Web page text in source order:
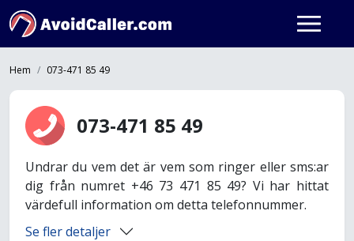
Hem 073-471 85 49
073-471 85 49
Undrar du vem det är vem som ringer eller sms:ar
dig från numret +46 73 471 85 49? Vi har hittat
värdefull information om detta telefonnummer.
Se fler detaljer